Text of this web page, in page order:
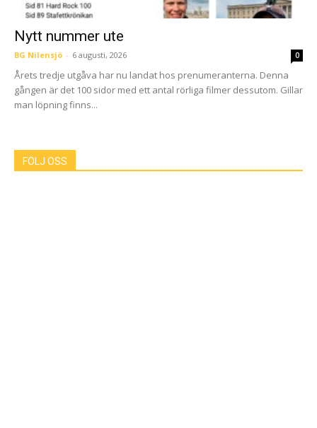
Nytt nummer ute
BG Nilensjö - 6 augusti, 2026 0
Årets tredje utgåva har nu landat hos prenumeranterna. Denna
gången är det 100 sidor med ett antal rörliga filmer dessutom. Gillar
man löpning finns...
FÖLJ OSS